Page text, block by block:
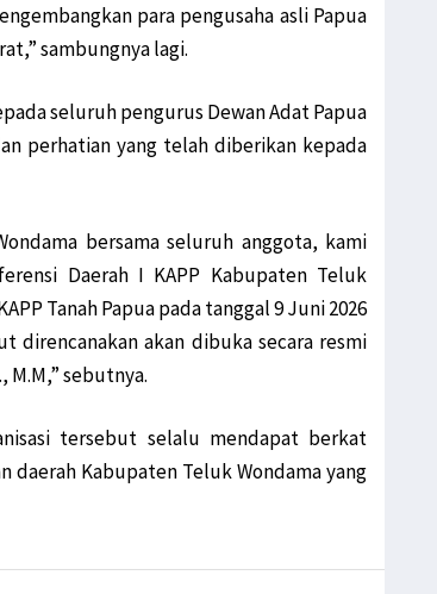
para pengusaha asli Papua
sambungnya lagi.
seluruh pengurus Dewan Adat Papua
perhatian yang telah diberikan kepada
bersama seluruh anggota, kami
Daerah I KAPP Kabupaten Teluk
Tanah Papua pada tanggal 9 Juni 2026
direncanakan akan dibuka secara resmi
M.M,” sebutnya.
tersebut selalu mendapat berkat
daerah Kabupaten Teluk Wondama yang